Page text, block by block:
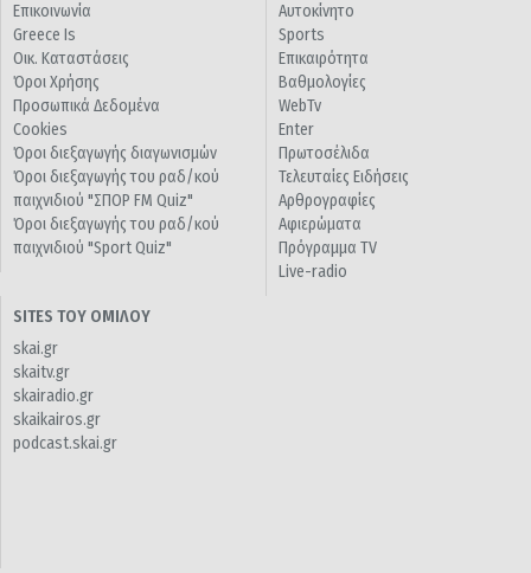
Επικοινωνία
Greece Is
Οικ. Καταστάσεις
Όροι Χρήσης
Προσωπικά Δεδομένα
Cookies
Όροι διεξαγωγής διαγωνισμών
Όροι διεξαγωγής του ραδ/κού
παιχνιδιού "ΣΠΟΡ FM Quiz"
Όροι διεξαγωγής του ραδ/κού
παιχνιδιού "Sport Quiz"
Αυτοκίνητο
Sports
Επικαιρότητα
Βαθμολογίες
WebTv
Enter
Πρωτοσέλιδα
Τελευταίες Ειδήσεις
Αρθρογραφίες
Αφιερώματα
Πρόγραμμα TV
Live-radio
SITES ΤΟΥ ΟΜΙΛΟΥ
skai.gr
skaitv.gr
skairadio.gr
skaikairos.gr
podcast.skai.gr